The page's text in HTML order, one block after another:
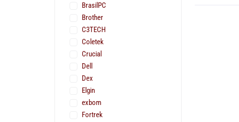
BrasilPC
Brother
C3TECH
Coletek
Crucial
Dell
Dex
Elgin
exbom
Fortrek